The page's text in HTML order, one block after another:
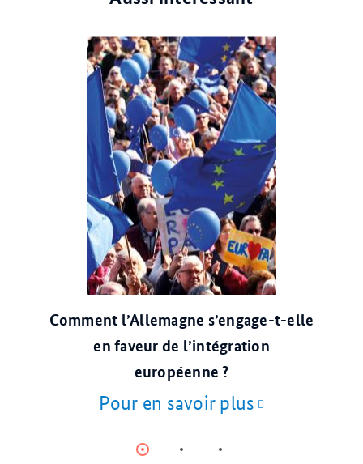
Comment l’Allemagne s’engage-t-elle
en faveur de l’intégration
européenne ?
Pour en savoir plus